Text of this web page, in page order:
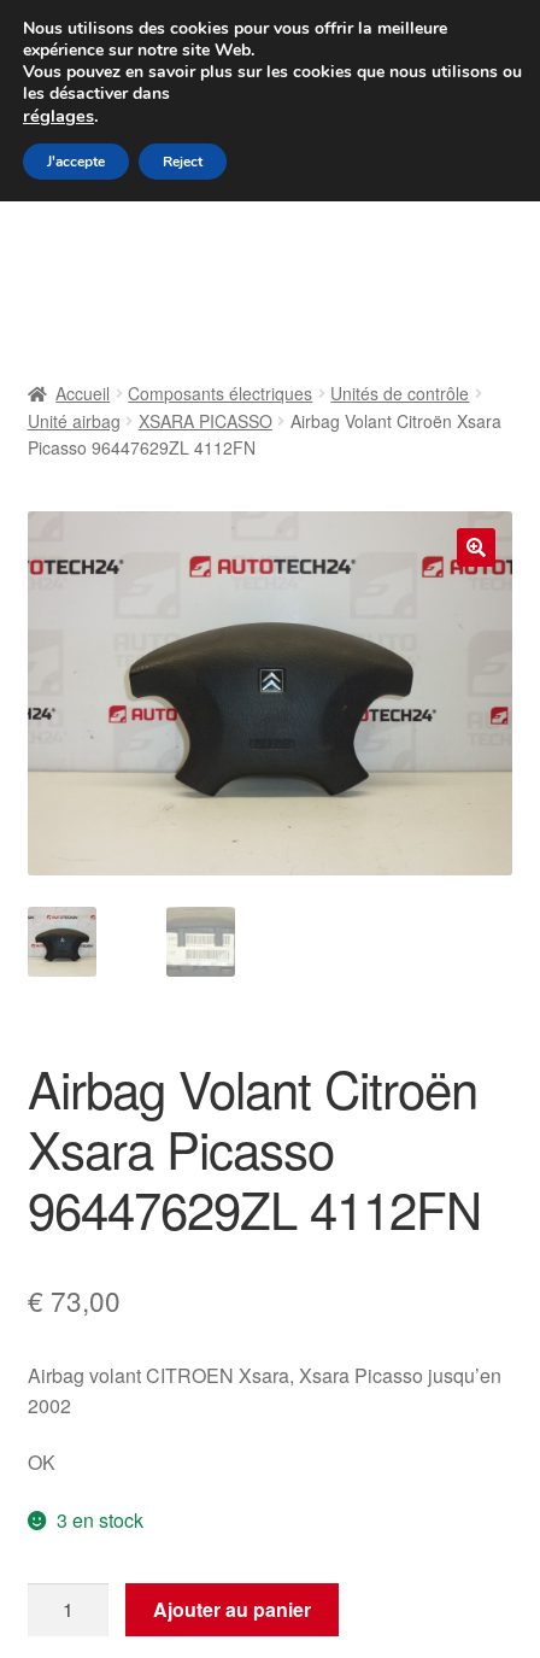
Colissimo livraison à partir de 7 EUR
Du lundi au vendredi de 9 h à 16 h
Aller
à
Aller
au
Contact
Livraison internationale
Politique de confidentialité
Procédure de Réclamation
Accueil Composants électriques
Unités de contrôle
Unité airbag
XSARA PICASSO
Airbag Volant Citroën Xsara
Picasso 96447629ZL 4112FN
🔍
Airbag Volant Citroën
Xsara Picasso
96447629ZL 4112FN
€ 73,00
Airbag volant CITROEN Xsara, Xsara Picasso jusqu’en
2002
OK
3 en stock
Ajouter au panier
Nous utilisons des cookies pour vous offrir la meilleure
expérience sur notre site Web.
Vous pouvez en savoir plus sur les cookies que nous utilisons ou
les désactiver dans
réglages.
J'accepte Reject